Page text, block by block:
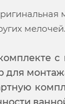
с
для